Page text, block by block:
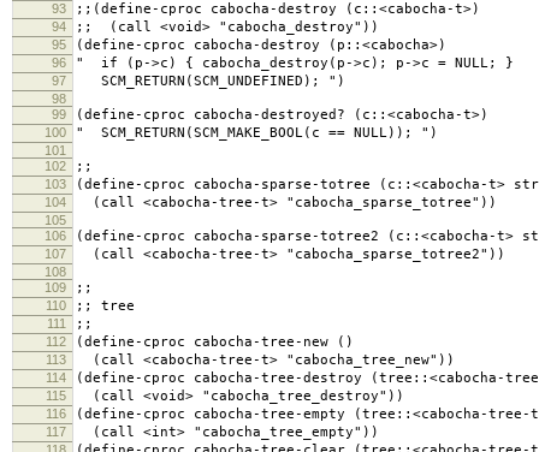
93 ;;(define-cproc cabocha-destroy (c::<cabocha-t>)
94 ;; (call <void> "cabocha_destroy"))
95 (define-cproc cabocha-destroy (p::<cabocha>)
96 " if (p->c) { cabocha_destroy(p->c); p->c = NULL; }
97 SCM_RETURN(SCM_UNDEFINED); ")
98
99
(define-cproc cabocha-destroyed? (c::<cabocha-t>)
100 " SCM_RETURN(SCM_MAKE_BOOL(c == NULL)); ")
101
102
;;
103 (define-cproc cabocha-sparse-totree (c::<cabocha-t>
104 (call <cabocha-tree-t> "cabocha_sparse_totree"))
105
106
(define-cproc cabocha-sparse-totree2 (c::<cabocha-
107 (call <cabocha-tree-t> "cabocha_sparse_totree2"))
108
109
;;
110 ;; tree
111 ;;
112 (define-cproc cabocha-tree-new ()
113 (call <cabocha-tree-t> "cabocha_tree_new"))
114 (define-cproc cabocha-tree-destroy (tree::<cabocha-
115 (call <void> "cabocha_tree_destroy"))
116 (define-cproc cabocha-tree-empty (tree::<cabocha-tree-
117 (call <int> "cabocha_tree_empty"))